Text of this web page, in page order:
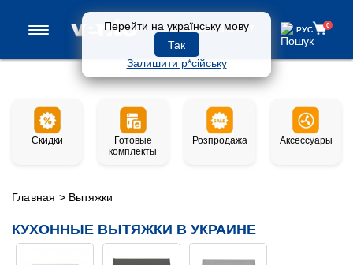
Перейти на українську мову
Так
Залишити р*сійську
0 800 33-97-57 РУС
РУС 0
Скидки
Готовые
комплекты
Розпродажа Аксессуары
Главная > Вытяжки
КУХОННЫЕ ВЫТЯЖКИ В УКРАИНЕ